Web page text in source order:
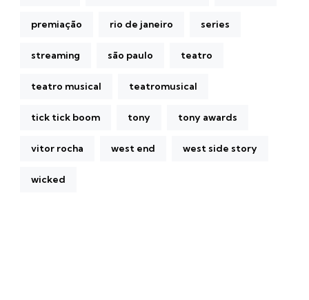
premiação rio de janeiro series
streaming são paulo teatro
teatro musical teatromusical
tick tick boom tony tony awards
vitor rocha west end west side story
wicked